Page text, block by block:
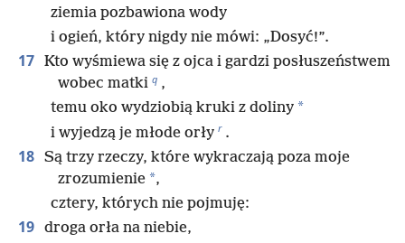
ziemia pozbawiona wody
i ogień, który nigdy nie mówi: „Dosyć!”.
17 Kto wyśmiewa się z ojca i gardzi posłuszeństwem
wobec matki q ,
temu oko wydziobią kruki z doliny *
i wyjedzą je młode orły r .
18 Są trzy rzeczy, które wykraczają poza moje
zrozumienie *,
cztery, których nie pojmuję:
19 droga orła na niebie,